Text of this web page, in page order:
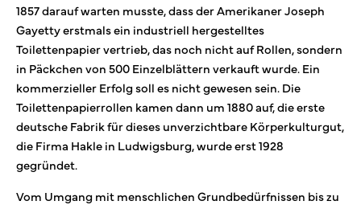
1857 darauf warten musste, dass der Amerikaner Joseph
Gayetty erstmals ein industriell hergestelltes
Toilettenpapier vertrieb, das noch nicht auf Rollen, sondern
in Päckchen von 500 Einzelblättern verkauft wurde. Ein
kommerzieller Erfolg soll es nicht gewesen sein. Die
Toilettenpapierrollen kamen dann um 1880 auf, die erste
deutsche Fabrik für dieses unverzichtbare Körperkulturgut,
die Firma Hakle in Ludwigsburg, wurde erst 1928
gegründet.
Vom Umgang mit menschlichen Grundbedürfnissen bis zu